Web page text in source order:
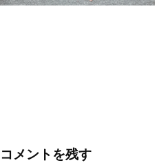
コメントを残す